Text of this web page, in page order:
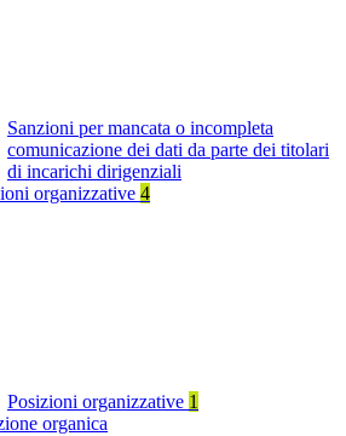
Sanzioni per mancata o incompleta
comunicazione dei dati da parte dei titolari
di incarichi dirigenziali
organizzative 4
Posizioni organizzative 1
organica